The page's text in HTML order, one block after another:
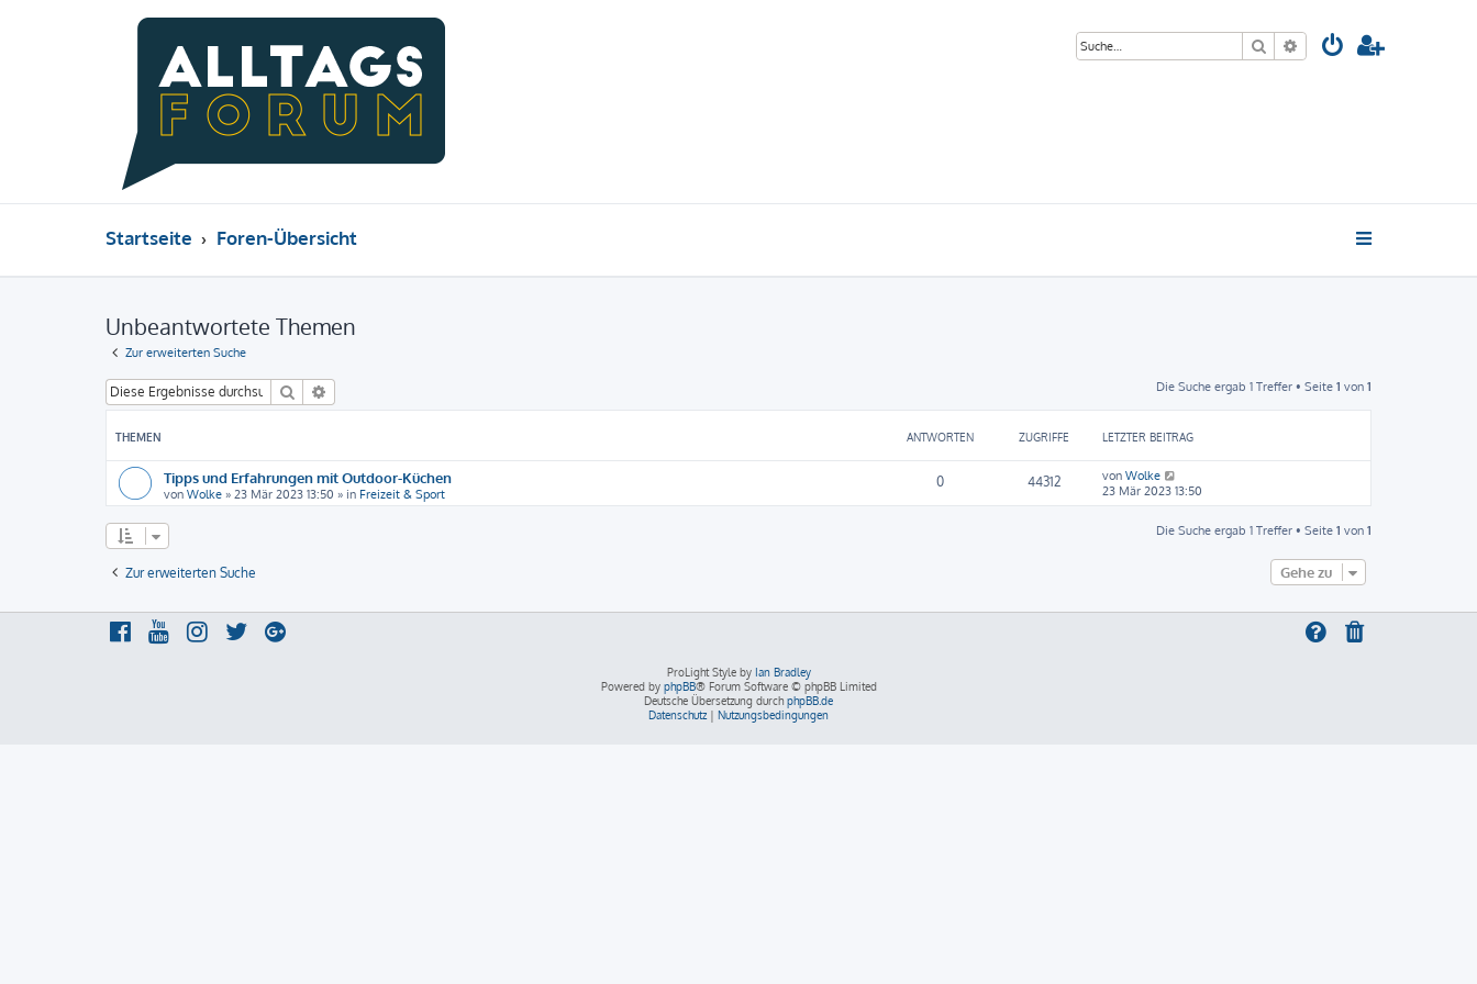
Suche Erweiterte Suche
Startseite Foren-Übersicht
Unbeantwortete Themen
Zur erweiterten Suche
Suche Die Suche ergab 1 Treffer • Seite 1 von 1
THEMEN ANTWORTEN ZUGRIFFE LETZTER BEITRAG
Tipps und Erfahrungen mit Outdoor-Küchen
von Wolke » 23 Mär 2023 13:50 » in Freizeit & Sport
0 44312 von Wolke
23 Mär 2023 13:50
Die Suche ergab 1 Treffer • Seite 1 von 1
Zur erweiterten Suche Gehe zu
ProLight Style by Ian Bradley
Powered by phpBB® Forum Software © phpBB Limited
Deutsche Übersetzung durch phpBB.de
Datenschutz | Nutzungsbedingungen